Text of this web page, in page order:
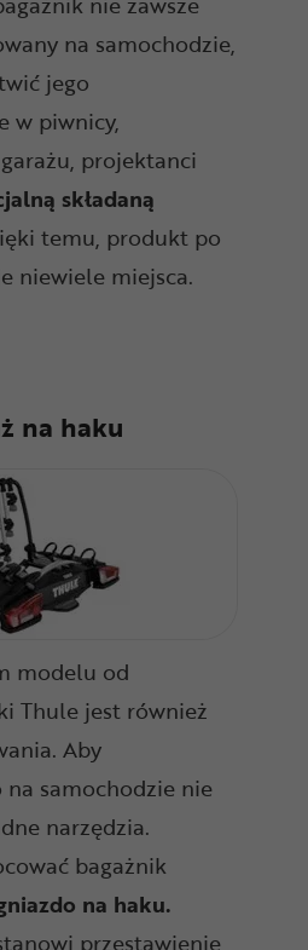
na samochodzie,
jego
w piwnicy,
projektanci
składaną
temu, produkt po
niewiele miejsca.
na haku
modelu od
Thule jest również
Aby
samochodzie nie
narzędzia.
bagażnik
na haku.
przestawienie